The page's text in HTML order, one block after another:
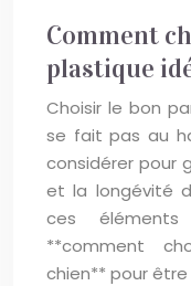
Comment
plastique
Choisir le bon
se fait pas au
considérer pour
et la longévité
ces
**comment
chien** pour être